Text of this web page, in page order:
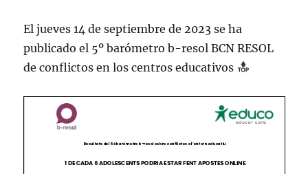
El jueves 14 de septiembre de 2023 se ha
publicado el 5º barómetro b-resol BCN RESOL
de conflictos en los centros educativos